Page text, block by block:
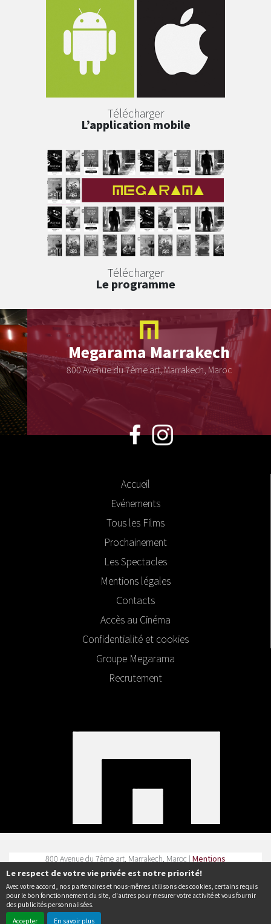
Le respect de votre vie privée est notre priorité!
Avec votre accord, nos partenaires et nous-mêmes utilisons des cookies, certains requis
pour le bon fonctionnement du site, d'autres pour mesurer votre activité et vous fournir
des publicités personnalisées.
Accepter
En savoir plus
Télécharger
L’application mobile
Télécharger
Le programme
MegaramaMarrakech
800 Avenue du 7ème art, Marrakech, Maroc
Accueil
Evénements
Tous les Films
Prochainement
Les Spectacles
Mentions légales
Contacts
Accès au Cinéma
Confidentialité et cookies
Groupe Megarama
Recrutement
800 Avenue du 7ème art, Marrakech, Maroc | Mentions
légales| Contact| Tel :
Politique de confidentialité
© Erakys